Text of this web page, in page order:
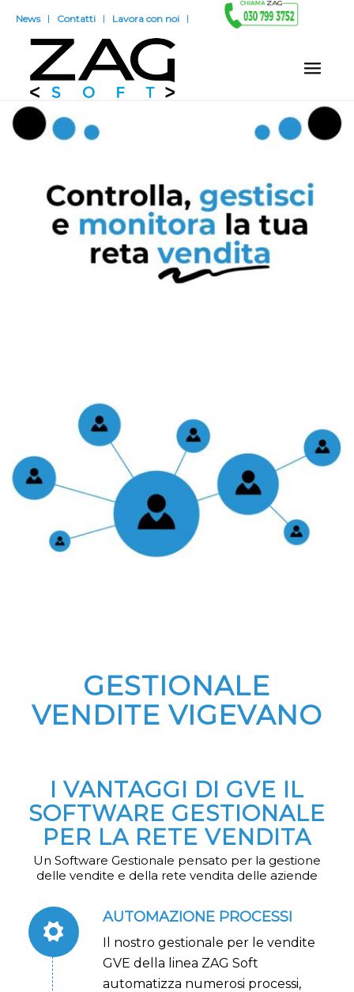
News Contatti Lavora con noi
GESTIONALE
VENDITE VIGEVANO
I VANTAGGI DI GVE IL
SOFTWARE GESTIONALE
PER LA RETE VENDITA
Un Software Gestionale pensato per la gestione
delle vendite e della rete vendita delle aziende
AUTOMAZIONE PROCESSI
Il nostro gestionale per le vendite
GVE della linea ZAG Soft
automatizza numerosi processi,